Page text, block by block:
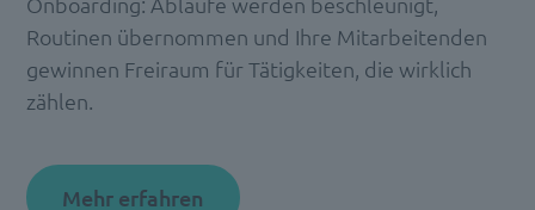
Routinen übernommen und Ihre Mitarbeitenden
gewinnen Freiraum für Tätigkeiten, die wirklich
zählen.
Mehr erfahren